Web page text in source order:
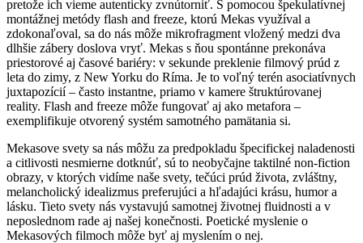
pretože ich vieme autenticky zvnútorniť. S pomocou špekulatívnej
montážnej metódy flash and freeze, ktorú Mekas využíval a
zdokonaľoval, sa do nás môže mikrofragment vložený medzi dva
dlhšie zábery doslova vryť. Mekas s ňou spontánne prekonáva
priestorové aj časové bariéry: v sekunde preklenie filmový prúd z
leta do zimy, z New Yorku do Ríma. Je to voľný terén asociatívnych
juxtapozícií – často instantne, priamo v kamere štruktúrovanej
reality. Flash and freeze môže fungovať aj ako metafora –
exemplifikuje otvorený systém samotného pamätania si.
Mekasove svety sa nás môžu za predpokladu špecifickej naladenosti
a citlivosti nesmierne dotknúť, sú to neobyčajne taktilné non-fiction
obrazy, v ktorých vidíme naše svety, tečúci prúd života, zvláštny,
melancholický idealizmus preferujúci a hľadajúci krásu, humor a
lásku. Tieto svety nás vystavujú samotnej životnej fluidnosti a v
neposlednom rade aj našej konečnosti. Poetické myslenie o
Mekasových filmoch môže byť aj myslením o nej.